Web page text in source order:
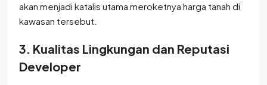
akan menjadi katalis utama meroketnya harga tanah di
kawasan tersebut.
3. Kualitas Lingkungan dan Reputasi
Developer